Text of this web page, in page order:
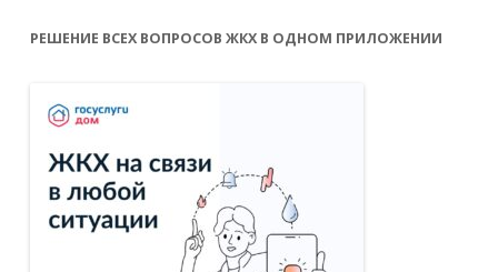
РЕШЕНИЕ ВСЕХ ВОПРОСОВ ЖКХ В ОДНОМ ПРИЛОЖЕНИИ